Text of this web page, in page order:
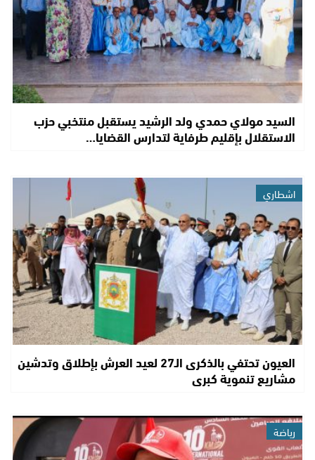
السيد مولاي حمدي ولد الرشيد يستقبل منتخبي حزب
الاستقلال بإقليم طرفاية لتدارس القضايا…
اشطاري
العيون تحتفي بالذكرى الـ27 لعيد العرش بإطلاق وتدشين
مشاريع تنموية كبرى
رياضة